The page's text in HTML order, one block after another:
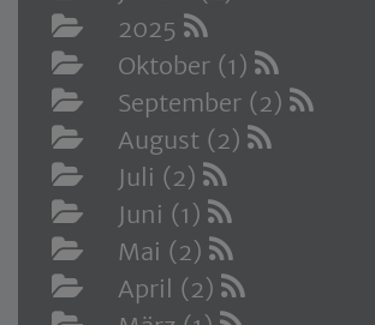
2025
Oktober (1)
September (2)
August (2)
Juli (2)
Juni (1)
Mai (2)
April (2)